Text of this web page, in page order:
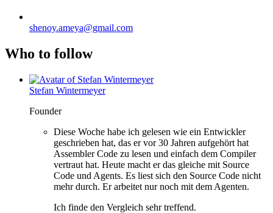
shenoy.ameya@gmail.com
Who to follow
Stefan Wintermeyer
Founder
Diese Woche habe ich gelesen wie ein Entwickler
geschrieben hat, das er vor 30 Jahren aufgehört hat
Assembler Code zu lesen und einfach dem Compiler
vertraut hat. Heute macht er das gleiche mit Source
Code und Agents. Es liest sich den Source Code nicht
mehr durch. Er arbeitet nur noch mit dem Agenten.
Ich finde den Vergleich sehr treffend.